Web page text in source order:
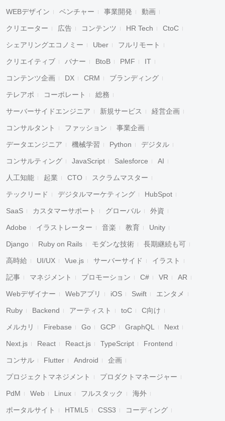
WEBデザイン ベンチャー 事業開発 動画
クリエーター 広告 コンテンツ HR Tech CtoC
シェアリングエコノミー Uber フルリモート
クリエイティブ バナー BtoB PMF IT
コンテンツ企画 DX CRM ブランディング
テレアポ コーポレート 総務
サーバーサイドエンジニア 新規サービス 経営企画
コンサルタント ファッション 事業企画
データエンジニア 機械学習 Python デジタル
コンサルティング JavaScript Salesforce AI
人工知能 起業 CTO スクラムマスター
テックリード デジタルマーケティング HubSpot
SaaS カスタマーサポート グローバル 外資
Adobe イラストレーター 音楽 教育 Unity
Django Ruby on Rails モダンな技術 長期継続も可
高時給 UI/UX Vue.js サーバーサイド イラスト
記事 マネジメント プロモーション C# VR AR
Webデザイナー Webアプリ iOS Swift エンタメ
Ruby Backend アーティスト toC C向け
メルカリ Firebase Go GCP GraphQL Next
Next.js React React.js TypeScript Frontend
コンサル Flutter Android 企画
プロジェクトマネジメント プロダクトマネージャー
PdM Web Linux フルスタック 海外
ポータルサイト HTML5 CSS3 コーディング